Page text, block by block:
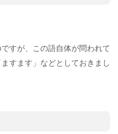
すが、この語自体が問われて
すます」などとしておきまし